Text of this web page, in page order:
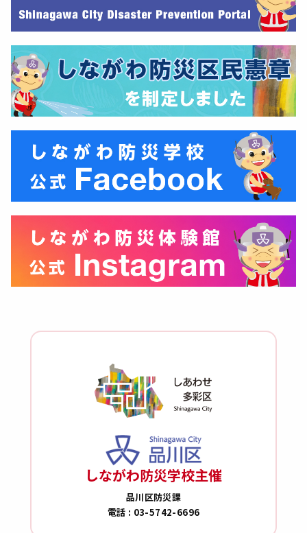
しながわ防災学校主催
品川区防災課
電話 : 03-5742-6696